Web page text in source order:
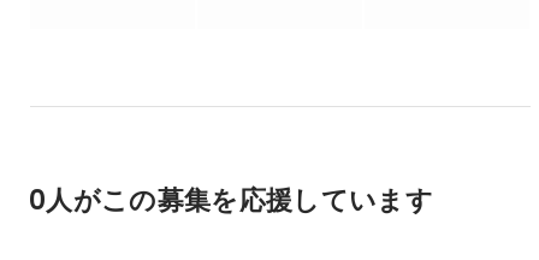
・領域とビジネスモデルの拡張を加速する、プレックス成長
0人がこの募集を応援しています